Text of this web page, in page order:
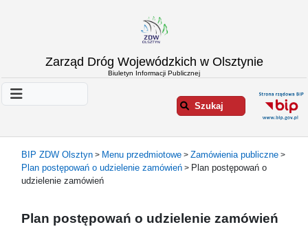
Zarząd Dróg Wojewódzkich w Olsztynie
Biuletyn Informacji Publicznej
Szukaj
Informacje
o
drogach
raporty
BIP ZDW Olsztyn > Menu przedmiotowe > Zamówienia publiczne >
Plan postępowań o udzielenie zamówień > Plan postępowań o
udzielenie zamówień
Plan postępowań o udzielenie zamówień